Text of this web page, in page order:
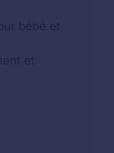
bébé et
et